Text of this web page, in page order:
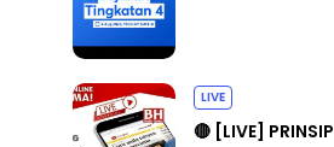
LIVE
🔴 [LIVE] PRINSIP